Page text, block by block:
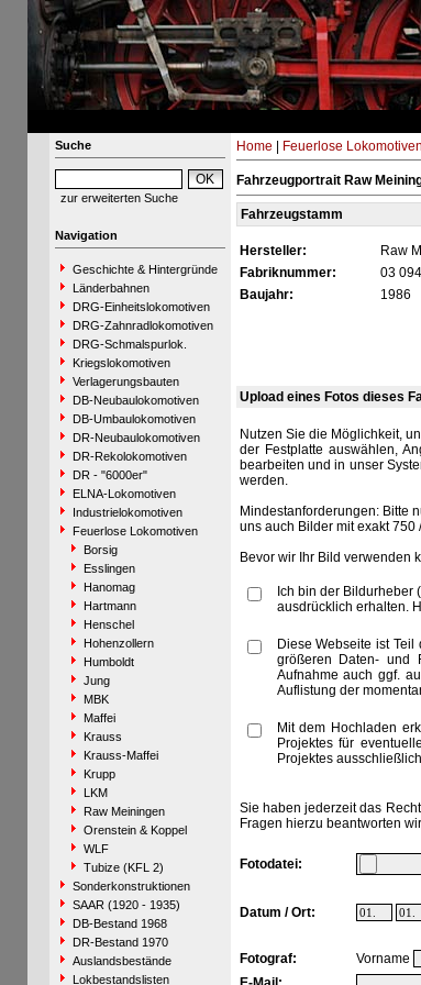
Suche
zur erweiterten Suche
Navigation
Geschichte & Hintergründe
Länderbahnen
DRG-Einheitslokomotiven
DRG-Zahnradlokomotiven
DRG-Schmalspurlok.
Kriegslokomotiven
Verlagerungsbauten
DB-Neubaulokomotiven
DB-Umbaulokomotiven
DR-Neubaulokomotiven
DR-Rekolokomotiven
DR - "6000er"
ELNA-Lokomotiven
Industrielokomotiven
Feuerlose Lokomotiven
Borsig
Esslingen
Hanomag
Hartmann
Henschel
Hohenzollern
Humboldt
Jung
MBK
Maffei
Krauss
Krauss-Maffei
Krupp
LKM
Raw Meiningen
Orenstein & Koppel
WLF
Tubize (KFL 2)
Sonderkonstruktionen
SAAR (1920 - 1935)
DB-Bestand 1968
DR-Bestand 1970
Auslandsbestände
Lokbestandslisten
Home Feuerlose Lokomotiven
Fahrzeugportrait Raw
Fahrzeugstamm
Hersteller: Raw
Fabriknummer:
03 094
Baujahr:
1986
Upload eines Fotos dieses
Nutzen Sie die Möglichkeit,
der Festplatte auswählen,
bearbeiten und in unser
werden.
Mindestanforderungen: Bitte
uns auch Bilder mit exakt
Bevor wir Ihr Bild verwenden
Ich bin der Bildurheber
ausdrücklich erhalten.
Diese Webseite ist Teil
größeren Daten- und
Aufnahme auch ggf.
Auflistung der
Mit dem Hochladen
Projektes für
Projektes
Sie haben jederzeit das
Fragen hierzu beantworten
Fotodatei:
Datum / Ort:
Fotograf: Vorname